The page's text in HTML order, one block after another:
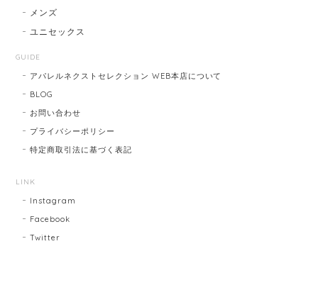
メンズ
ユニセックス
GUIDE
アパレルネクストセレクション WEB本店について
BLOG
お問い合わせ
プライバシーポリシー
特定商取引法に基づく表記
LINK
Instagram
Facebook
Twitter